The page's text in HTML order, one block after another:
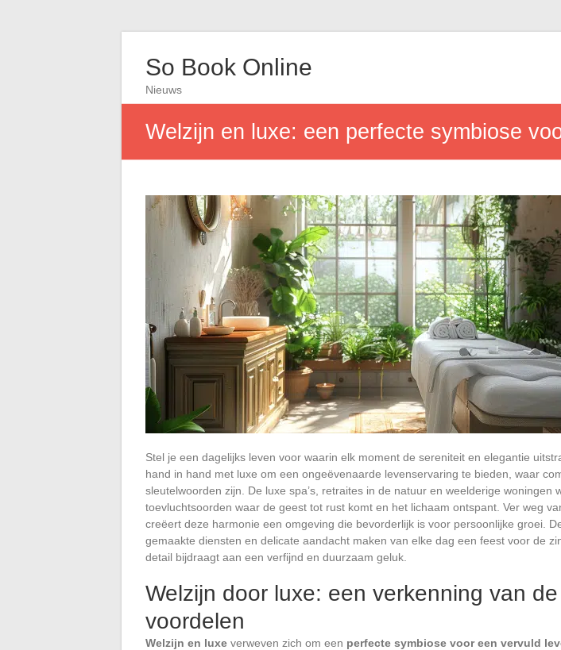
So Book Online
Nieuws
Welzijn en luxe: een perfecte symbiose
Stel je een dagelijks leven voor waarin elk moment de sereniteit en elegantie
hand in hand met luxe om een ongeëvenaarde levenservaring te bieden, waar
sleutelwoorden zijn. De luxe spa’s, retraites in de natuur en weelderige woningen
toevluchtsoorden waar de geest tot rust komt en het lichaam ontspant. Ver weg
creëert deze harmonie een omgeving die bevorderlijk is voor persoonlijke groei.
gemaakte diensten en delicate aandacht maken van elke dag een feest voor de
detail bijdraagt aan een verfijnd en duurzaam geluk.
Welzijn door luxe: een verkenning van de
voordelen
Welzijn en luxe verweven zich om een perfecte symbiose voor een vervuld